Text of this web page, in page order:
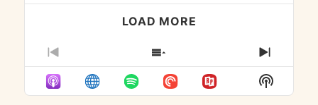
LOAD MORE
PREVIOUS
EPISODE
SHOW
EPISODES
LIST
NEXT
Show
Podcast